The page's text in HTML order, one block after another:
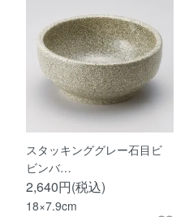
スタッキンググレー石目ビ
ビンバ…
2,640円(税込)
18×7.9cm